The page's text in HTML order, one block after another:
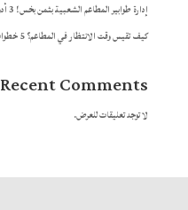
إدارة طوابير المطاعم الشعبية بثمن بخس! 3 أدوات مجانية تعمل كالسحر
كيف تقيس وقت الانتظار في المطاعم؟ 5 خطوات بسيطة للحصول على نتائج دقيقة!
Recent Comments
لا توجد تعليقات للعرض.